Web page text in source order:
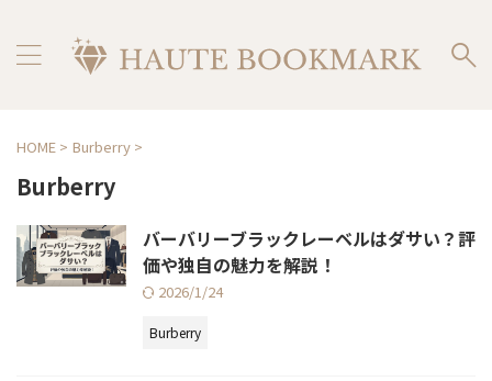
HOME > Burberry >
Burberry
バーバリーブラックレーベルはダサい？評
価や独自の魅力を解説！
2026/1/24
Burberry